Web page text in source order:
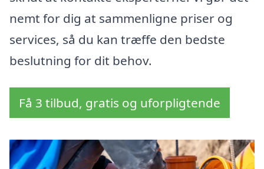
nemt for dig at sammenligne priser og
services, så du kan træffe den bedste
beslutning for dit behov.
Få 3 tilbud, gratis og uforpligtende